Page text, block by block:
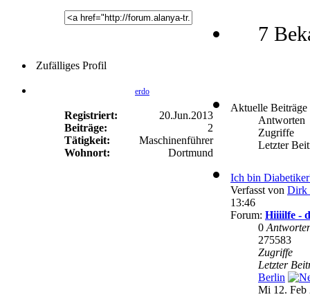
Zufälliges Profil
erdo
Registriert:
20.Jun.2013
Beiträge:
2
Tätigkeit:
Maschinenführer
Wohnort:
Dortmund
7
Aktuelle Beiträge
Antworten
Zugriffe
Letzter
Ich bin
Verfasst von Dirk
13:46
Forum: Hiiiilfe -
0
275583
Zugriffe
Letzter
Berlin
Mi 12. Feb